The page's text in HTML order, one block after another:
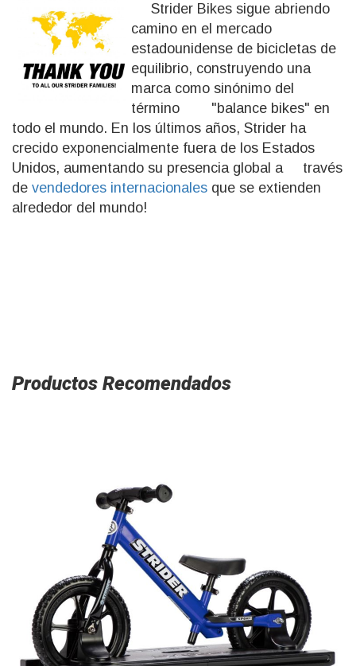
Strider Bikes sigue abriendo
camino en el mercado
estadounidense de bicicletas de
equilibrio, construyendo una
marca como sinónimo del
término "balance bikes" en
todo el mundo. En los últimos años, Strider ha
crecido exponencialmente fuera de los Estados
Unidos, aumentando su presencia global a través
de vendedores internacionales que se extienden
alrededor del mundo!
Productos Recomendados